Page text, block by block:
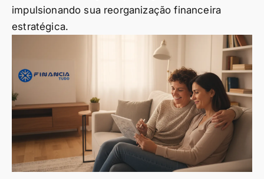
impulsionando sua reorganização financeira
estratégica.